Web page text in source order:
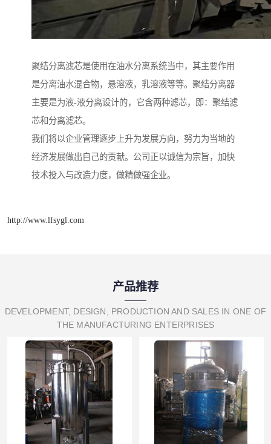
聚结分离滤芯是使用在油水分离系统当中，其主要作用
是分离油水混合物，悬溶液，乳溶液等等。聚结分离器
主要是为液-液分离设计的，它含两种滤芯，即：聚结滤
芯和分离滤芯。
我们将以企业管理逐步上升为发展方向，努力为当地的
经济发展做出自己的贡献。公司正以诚信为宗旨，加快
技术投入与改造力度，做精做强企业。
http://www.lfsygl.com
产品推荐
DEVELOPMENT, DESIGN, PRODUCTION AND SALES IN ONE OF
THE MANUFACTURING ENTERPRISES